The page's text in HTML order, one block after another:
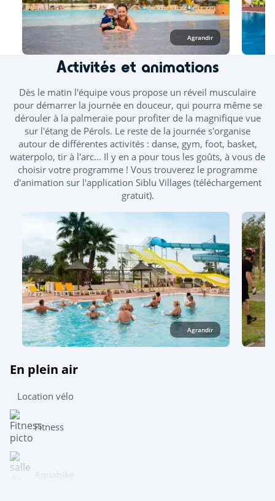
toboggans ainsi que la splashzone sont ouverts à partir de
mi-juin. Des journées continues vous sont proposées durant
les ponts de mai et juin.
A l'espace aquatique, les maillots de bain une pièce et deux
pièces en lycra sont autorisés pour les femmes. Pour les
hommes, le boxer de bain, le slip de bain ou le jammer en
intégraux ou combinaisons intégrales ne sont pas autorisés.
Taille minimum pour les toboggans : 1m
Piscine extérieure chauffée
Toboggan et pistes de glisse
Pataugeoire extérieure
Jacuzzi
Agrandir
Activités et animations
Dès le matin l'équipe vous propose un réveil musculaire
pour démarrer la journée en douceur, qui pourra même se
dérouler à la palmeraie pour profiter de la magnifique vue
sur l'étang de Pérols. Le reste de la journée s'organise
autour de différentes activités : danse, gym, foot, basket,
waterpolo, tir à l'arc... Il y en a pour tous les goûts, à vous de
choisir votre programme ! Vous trouverez le programme
d'animation sur l'application Siblu Villages (téléchargement
gratuit).
Agrandir
En plein air
Location vélo
Fitness
Aquabike